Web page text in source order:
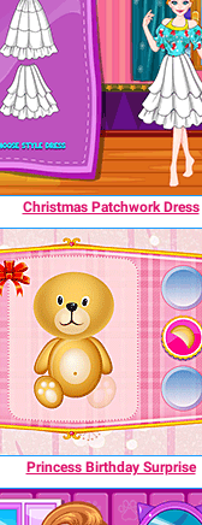
Christmas Patchwork Dress
Princess Birthday Surprise